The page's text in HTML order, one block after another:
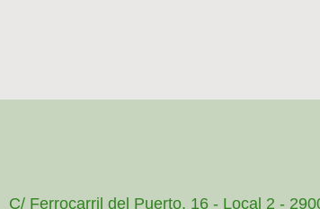
C/ Ferrocarril del Puerto, 16 - Local 2 -